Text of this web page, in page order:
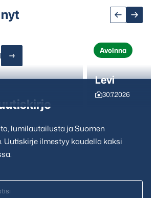
Levi
30.7.2026
Avoinna
lumilautailusta ja Suomen
Uutiskirje ilmestyy kaudella kaksi